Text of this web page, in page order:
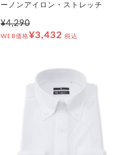
ーノンアイロン・ストレッチ
¥4,290
WEB価格¥3,432 税込